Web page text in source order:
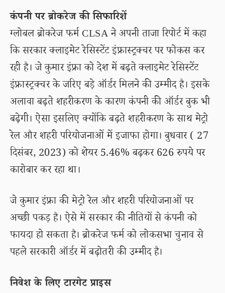
कंपनी पर ब्रोकरेज की सिफारिशें
ग्लोबल ब्रोकरेज फर्म CLSA ने अपनी ताजा रिपोर्ट में कहा
कि सरकार क्लाइमेट रेसिस्टेंट इंफ्रास्ट्रक्चर पर फोकस कर
रही है। जे कुमार इंफ्रा को देश में बढ़ते क्लाइमेट रेसिस्टेंट
इंफ्रास्ट्रक्चर के जरिए बड़े ऑर्डर मिलने की उम्मीद है। इसके
अलावा बढ़ते शहरीकरण के कारण कंपनी की ऑर्डर बुक भी
बढ़ेगी। ऐसा इसलिए क्योंकि बढ़ते शहरीकरण के साथ मेट्रो
रेल और शहरी परियोजनाओं में इजाफा होगा। बुधवार ( 27
दिसंबर, 2023) को शेयर 5.46% बढ़कर 626 रुपये पर
कारोबार कर रहा था।
जे कुमार इंफ्रा की मेट्रो रेल और शहरी परियोजनाओं पर
अच्छी पकड़ है। ऐसे में सरकार की नीतियों से कंपनी को
फायदा हो सकता है। ब्रोकरेज फर्म को लोकसभा चुनाव से
पहले सरकारी ऑर्डर में बढ़ोतरी की उम्मीद है।
निवेश के लिए टारगेट प्राइस